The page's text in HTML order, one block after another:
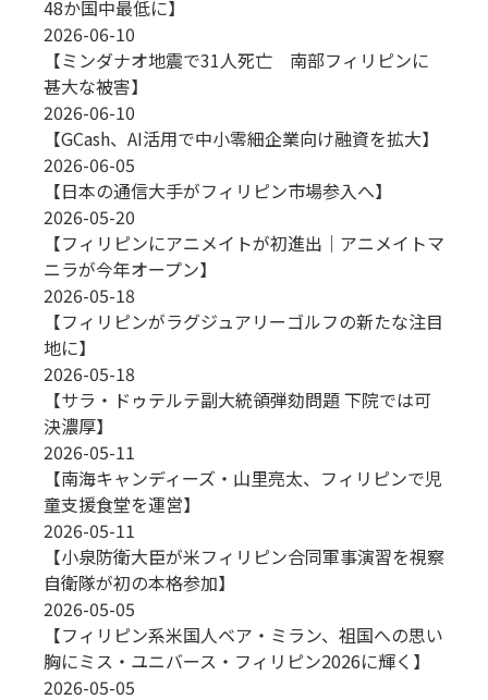
48か国中最低に】
2026-06-10
【ミンダナオ地震で31人死亡 南部フィリピンに
甚大な被害】
2026-06-10
【GCash、AI活用で中小零細企業向け融資を拡大】
2026-06-05
【日本の通信大手がフィリピン市場参入へ】
2026-05-20
【フィリピンにアニメイトが初進出｜アニメイトマ
ニラが今年オープン】
2026-05-18
【フィリピンがラグジュアリーゴルフの新たな注目
地に】
2026-05-18
【サラ・ドゥテルテ副大統領弾劾問題 下院では可
決濃厚】
2026-05-11
【南海キャンディーズ・山里亮太、フィリピンで児
童支援食堂を運営】
2026-05-11
【小泉防衛大臣が米フィリピン合同軍事演習を視察
自衛隊が初の本格参加】
2026-05-05
【フィリピン系米国人ベア・ミラン、祖国への思い
胸にミス・ユニバース・フィリピン2026に輝く】
2026-05-05